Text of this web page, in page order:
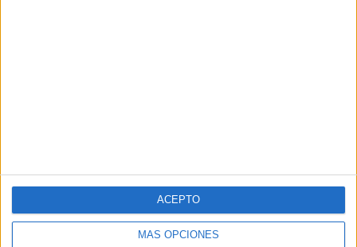
MÁS OPCIONES
ACEPTO